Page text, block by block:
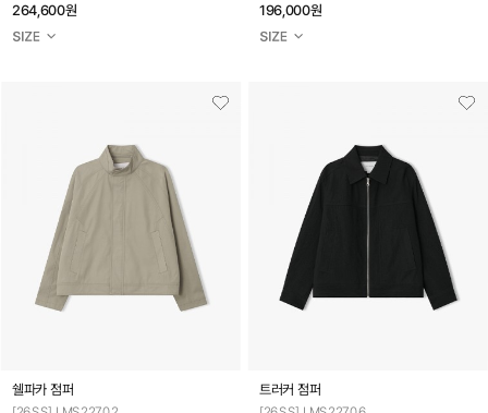
264,600원 196,000원
쉘파카 점퍼 트러커 점퍼